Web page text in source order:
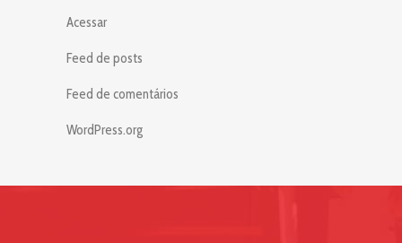
Acessar
Feed de posts
Feed de comentários
WordPress.org